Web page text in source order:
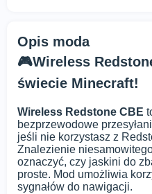
Opis moda
🎮Wireless
świecie Minecraft!
Wireless Redstone CBE
bezprzewodowe
jeśli nie korzystasz z
Znalezienie
oznaczyć, czy jaskini do
proste. Mod umożliwia
sygnałów do nawigacji.